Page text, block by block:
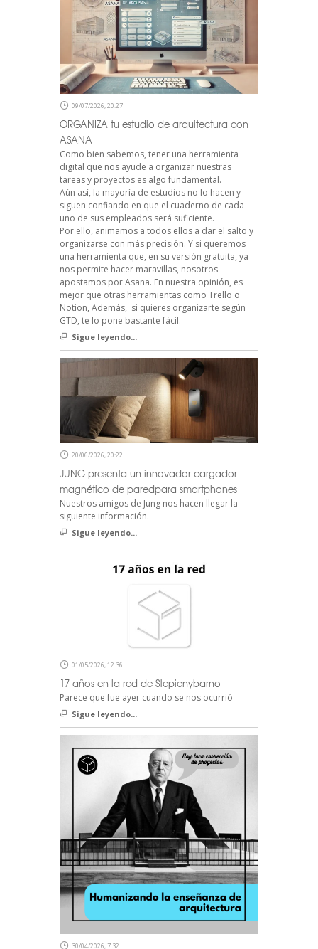
09/07/2026, 20:27
ORGANIZA tu estudio de arquitectura con
ASANA
Como bien sabemos, tener una herramienta
digital que nos ayude a organizar nuestras
tareas y proyectos es algo fundamental.
Aún así, la mayoría de estudios no lo hacen y
siguen confiando en que el cuaderno de cada
uno de sus empleados será suficiente.
Por ello, animamos a todos ellos a dar el salto y
organizarse con más precisión. Y si queremos
una herramienta que, en su versión gratuita, ya
nos permite hacer maravillas, nosotros
apostamos por Asana. En nuestra opinión, es
mejor que otras herramientas como Trello o
Notion, Además, si quieres organizarte según
GTD, te lo pone bastante fácil.
Sigue leyendo...
20/06/2026, 20:22
JUNG presenta un innovador cargador
magnético de paredpara smartphones
Nuestros amigos de Jung nos hacen llegar la
siguiente información.
Sigue leyendo...
01/05/2026, 12:36
17 años en la red de Stepienybarno
Parece que fue ayer cuando se nos ocurrió
Sigue leyendo...
30/04/2026, 7:32